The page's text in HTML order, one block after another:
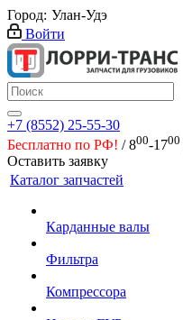
Город: Улан-Удэ
Войти
+7 (8552) 25-55-30
Бесплатно по РФ! / 800-1700
Оставить заявку
Каталог запчастей
Карданные валы
Фильтра
Компрессора